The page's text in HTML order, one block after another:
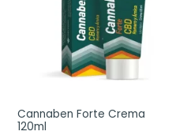
Cannaben Forte Crema
120ml